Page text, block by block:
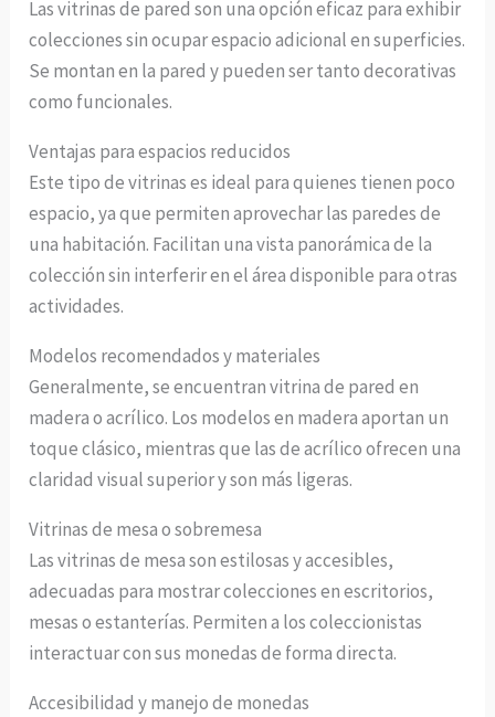
Las vitrinas de pared son una opción eficaz para exhibir
colecciones sin ocupar espacio adicional en superficies.
Se montan en la pared y pueden ser tanto decorativas
como funcionales.
Ventajas para espacios reducidos
Este tipo de vitrinas es ideal para quienes tienen poco
espacio, ya que permiten aprovechar las paredes de
una habitación. Facilitan una vista panorámica de la
colección sin interferir en el área disponible para otras
actividades.
Modelos recomendados y materiales
Generalmente, se encuentran vitrina de pared en
madera o acrílico. Los modelos en madera aportan un
toque clásico, mientras que las de acrílico ofrecen una
claridad visual superior y son más ligeras.
Vitrinas de mesa o sobremesa
Las vitrinas de mesa son estilosas y accesibles,
adecuadas para mostrar colecciones en escritorios,
mesas o estanterías. Permiten a los coleccionistas
interactuar con sus monedas de forma directa.
Accesibilidad y manejo de monedas